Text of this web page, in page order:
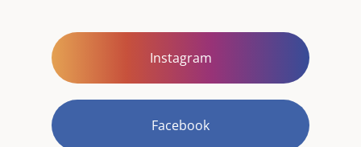
Instagram
Facebook